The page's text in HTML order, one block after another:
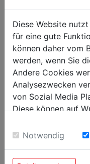
Embalaje
Alto embalaje
Ancho embalaje
Largo embalaje
Datos generales
Código EAN
Diese Website
für eine gute
können daher vom
werden, wenn Sie
Andere Cookies
Analysezwecken
von Sozial Media
Diese können auf
Einwilligung zu
Notwendig